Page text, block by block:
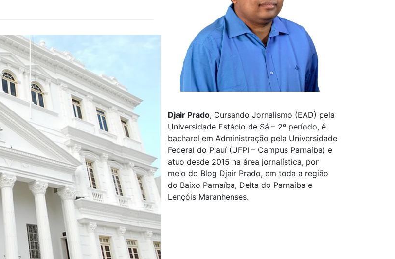
Djair Prado, Cursando Jornalismo (EAD) pela
Universidade Estácio de Sá – 2º período, é
bacharel em Administração pela Universidade
Federal do Piauí (UFPI – Campus Parnaíba) e
atuo desde 2015 na área jornalística, por
meio do Blog Djair Prado, em toda a região
do Baixo Parnaíba, Delta do Parnaíba e
Lençóis Maranhenses.